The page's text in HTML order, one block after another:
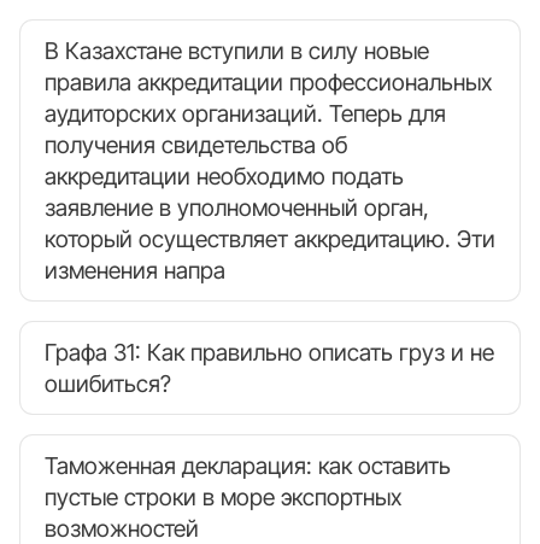
В Казахстане вступили в силу новые
правила аккредитации профессиональных
аудиторских организаций. Теперь для
получения свидетельства об
аккредитации необходимо подать
заявление в уполномоченный орган,
который осуществляет аккредитацию. Эти
изменения напра
Графа 31: Как правильно описать груз и не
ошибиться?
Таможенная декларация: как оставить
пустые строки в море экспортных
возможностей